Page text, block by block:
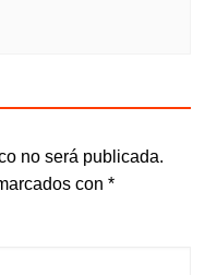
no será publicada.
con *